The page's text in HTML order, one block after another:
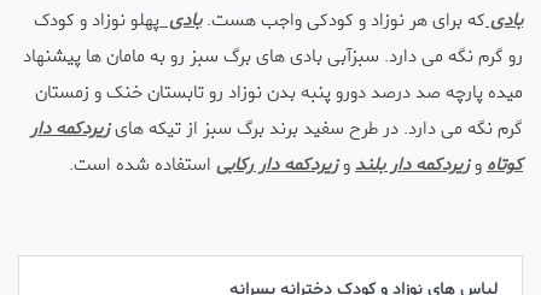
لباس های نوزاد و کودک دخترانه پسرانه
بادیکه برای هر نوزاد و کودکی واجب هست.بادیپهلو نوزاد و کودک
رو گرم نگه می دارد. سبزآبیبادی های برگ سبز رو به مامان ها پیشنهاد
میده پارچه صد درصد دورو پنبه بدن نوزاد رو تابستان خنک و زمستان
گرم نگه می دارد. در طرح سفید برند برگ سبز از تیکه هایزیردکمه دار
کوتاهوزیردکمه دار بلندوزیردکمه دار رکابی استفاده شده است.